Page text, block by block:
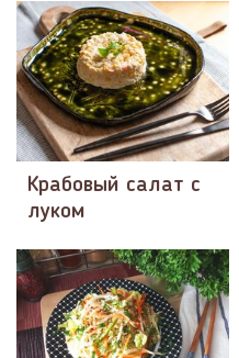
Крабовый салат с
луком